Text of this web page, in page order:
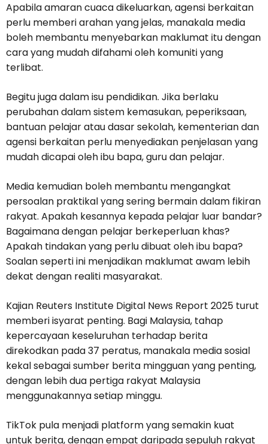
Apabila amaran cuaca dikeluarkan, agensi berkaitan
perlu memberi arahan yang jelas, manakala media
boleh membantu menyebarkan maklumat itu dengan
cara yang mudah difahami oleh komuniti yang
terlibat.
Begitu juga dalam isu pendidikan. Jika berlaku
perubahan dalam sistem kemasukan, peperiksaan,
bantuan pelajar atau dasar sekolah, kementerian dan
agensi berkaitan perlu menyediakan penjelasan yang
mudah dicapai oleh ibu bapa, guru dan pelajar.
Media kemudian boleh membantu mengangkat
persoalan praktikal yang sering bermain dalam fikiran
rakyat. Apakah kesannya kepada pelajar luar bandar?
Bagaimana dengan pelajar berkeperluan khas?
Apakah tindakan yang perlu dibuat oleh ibu bapa?
Soalan seperti ini menjadikan maklumat awam lebih
dekat dengan realiti masyarakat.
Kajian Reuters Institute Digital News Report 2025 turut
memberi isyarat penting. Bagi Malaysia, tahap
kepercayaan keseluruhan terhadap berita
direkodkan pada 37 peratus, manakala media sosial
kekal sebagai sumber berita mingguan yang penting,
dengan lebih dua pertiga rakyat Malaysia
menggunakannya setiap minggu.
TikTok pula menjadi platform yang semakin kuat
untuk berita, dengan empat daripada sepuluh rakyat